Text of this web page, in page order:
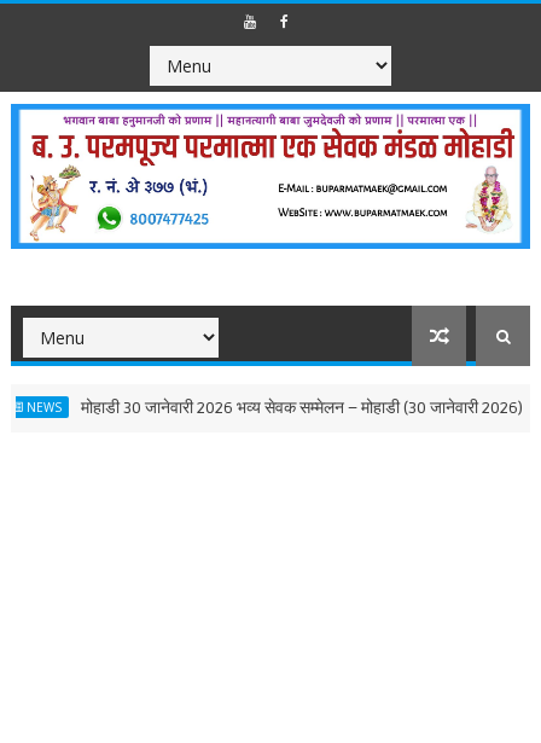
2026 भव्य सेवक सम्मेलन – मोहाडी (30 जानेवारी 2026) NEWS कांद्री